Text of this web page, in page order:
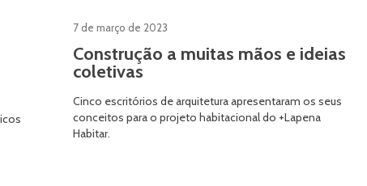
7 de março de 2023
Construção a muitas mãos e ideias
coletivas
Cinco escritórios de arquitetura apresentaram os seus
conceitos para o projeto habitacional do +Lapena
Habitar.